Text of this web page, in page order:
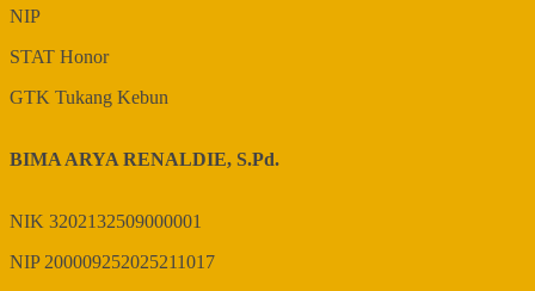
NIP
STAT Honor
GTK Tukang Kebun
BIMA ARYA RENALDIE, S.Pd.
NIK 3202132509000001
NIP200009252025211017